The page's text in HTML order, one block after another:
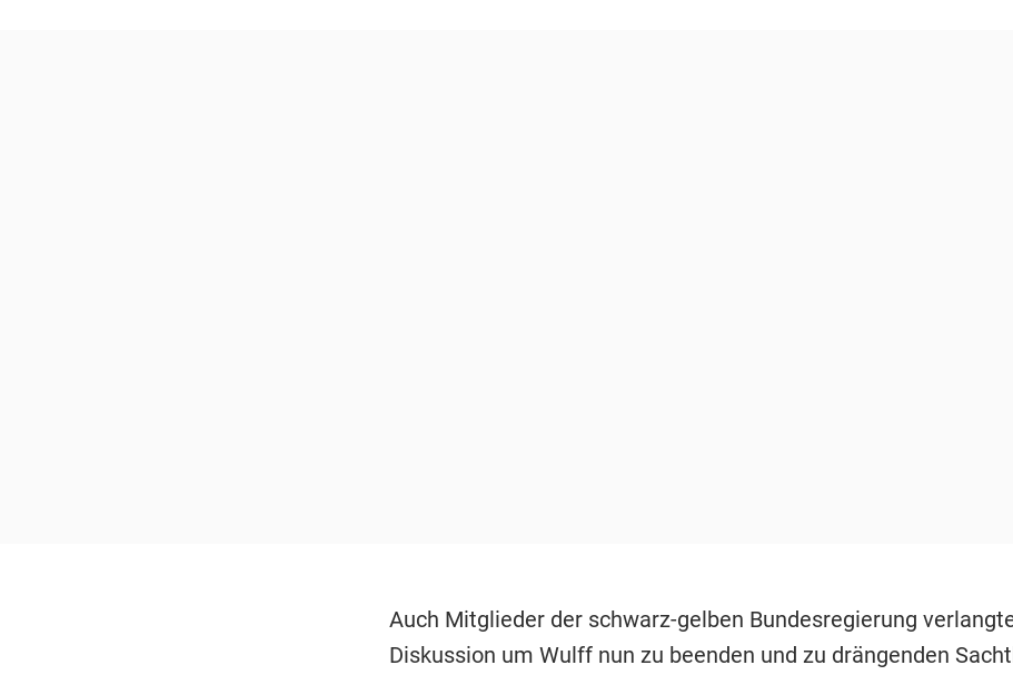
Auch Mitglieder der schwarz-gelben Bundesregierung
Diskussion um Wulff nun zu beenden und zu drängenden